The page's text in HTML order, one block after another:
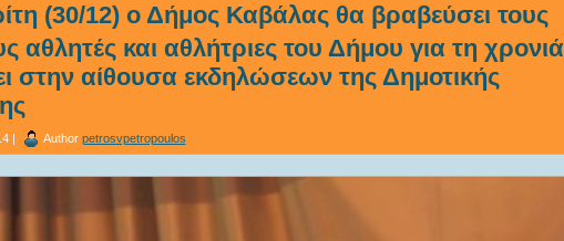
(30/12) ο Δήμος Καβάλας θα βραβεύσει τους
αθλητές και αθλήτριες του Δήμου για τη χρονιά
στην αίθουσα εκδηλώσεων της Δημοτικής
| Author petrosvpetropoulos